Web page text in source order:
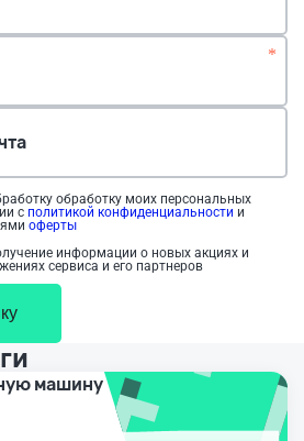
*
обработку моих персональных
с политикой конфиденциальности и
оферты
информации о новых акциях и
сервиса и его партнеров
машину